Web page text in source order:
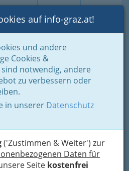
Suche Login Toggle
auf info-graz.at!
und andere
Cookies &
notwendig, andere
zu verbessern oder
in unserer Datenschutz
('Zustimmen & Weiter') zur
Daten für
Seite kostenfrei
Monaten und Halbjahren gruppiert
im
Graz
Fotos ohne Logo
"Attribution-
4.0 International"
und vor allem auch die